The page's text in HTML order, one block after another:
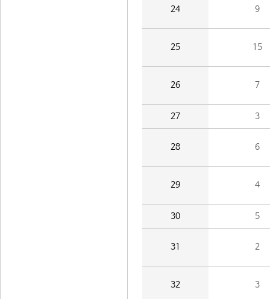
24 9
25 15
26 7
27 3
28 6
29 4
30 5
31 2
32 3